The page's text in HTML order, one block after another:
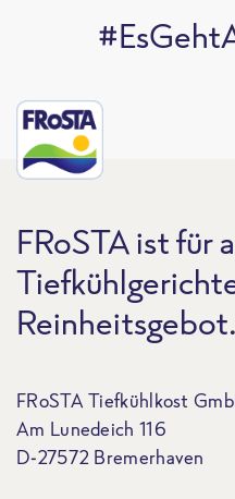
FRoSTA ist für
Reinheitsgebot.
FRoSTA Tiefkühlkost
Am Lunedeich 116
D-27572 Bremerhaven